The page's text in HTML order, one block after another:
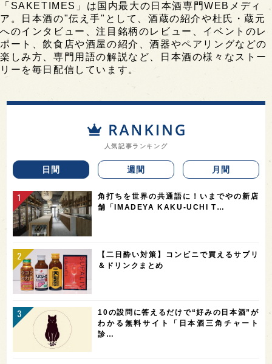
「SAKETIMES」は国内最大の日本酒専門WEBメディ
ア。日本酒の"伝え手"として、酒蔵の紹介や杜氏・蔵元
へのインタビュー、注目銘柄のレビュー、イベントのレ
ポート、飲食店や酒屋の紹介、酒器やペアリングなどの
楽しみ方、専門用語の解説など、日本酒の様々なストー
リーを毎日配信しています。
人気記事ランキング
日間 週間 月間
角打ちを世界の共通語に！いまでやの新店
舗「IMADEYA KAKU-UCHI T…
【二日酔い対策】コンビニで買えるサプリ
＆ドリンクまとめ
10の設問に答えるだけで“好みの日本酒”が
わかる無料サイト「日本酒三角チャート
診…